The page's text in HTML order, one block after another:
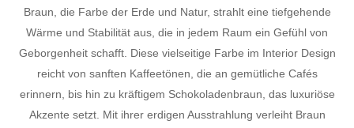
Braun, die Farbe der Erde und Natur, strahlt eine tiefgehende
Wärme und Stabilität aus, die in jedem Raum ein Gefühl von
Geborgenheit schafft. Diese vielseitige Farbe im Interior Design
reicht von sanften Kaffeetönen, die an gemütliche Cafés
erinnern, bis hin zu kräftigem Schokoladenbraun, das luxuriöse
Akzente setzt. Mit ihrer erdigen Ausstrahlung verleiht Braun